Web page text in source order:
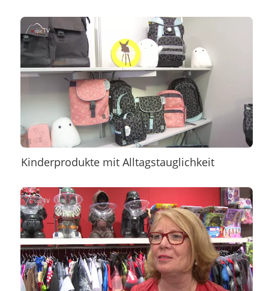
Kinderprodukte mit Alltagstauglichkeit